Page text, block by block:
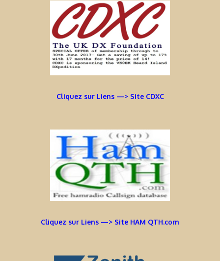
Cliquez sur Liens —> Site CDXC
Cliquez sur Liens —> Site HAM QTH.com